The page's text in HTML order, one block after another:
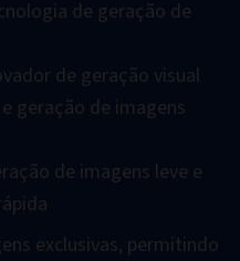
de geração de
de geração visual
geração de imagens
de imagens leve e
exclusivas, permitindo